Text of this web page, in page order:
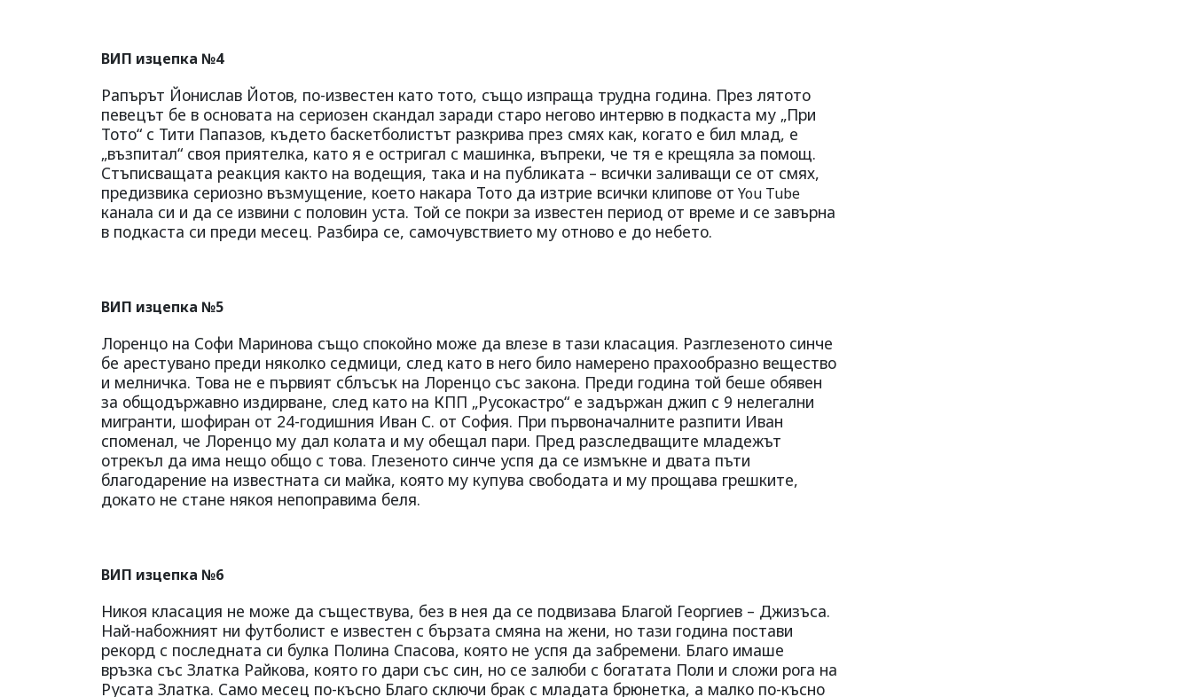
ВИП изцепка №4
Рапърът Йонислав Йотов, по-известен като тото, също изпраща трудна година. През лятото
певецът бе в основата на сериозен скандал заради старо негово интервю в подкаста му „При
Тото“ с Тити Папазов, където баскетболистът разкрива през смях как, когато е бил млад, е
„възпитал“ своя приятелка, като я е остригал с машинка, въпреки, че тя е крещяла за помощ.
Стъписващата реакция както на водещия, така и на публиката – всички заливащи се от смях,
предизвика сериозно възмущение, което накара Тото да изтрие всички клипове от You Tube
канала си и да се извини с половин уста. Той се покри за известен период от време и се завърна
в подкаста си преди месец. Разбира се, самочувствието му отново е до небето.
ВИП изцепка №5
Лоренцо на Софи Маринова също спокойно може да влезе в тази класация. Разглезеното синче
бе арестувано преди няколко седмици, след като в него било намерено прахообразно вещество
и мелничка. Това не е първият сблъсък на Лоренцо със закона. Преди година той беше обявен
за общодържавно издирване, след като на КПП „Русокастро“ е задържан джип с 9 нелегални
мигранти, шофиран от 24-годишния Иван С. от София. При първоначалните разпити Иван
споменал, че Лоренцо му дал колата и му обещал пари. Пред разследващите младежът
отрекъл да има нещо общо с това. Глезеното синче успя да се измъкне и двата пъти
благодарение на известната си майка, която му купува свободата и му прощава грешките,
докато не стане някоя непоправима беля.
ВИП изцепка №6
Никоя класация не може да съществува, без в нея да се подвизава Благой Георгиев – Джизъса.
Най-набожният ни футболист е известен с бързата смяна на жени, но тази година постави
рекорд с последната си булка Полина Спасова, която не успя да забремени. Благо имаше
връзка със Златка Райкова, която го дари със син, но се залюби с богатата Поли и сложи рога на
Русата Златка. Само месец по-късно Благо сключи брак с младата брюнетка, а малко по-късно